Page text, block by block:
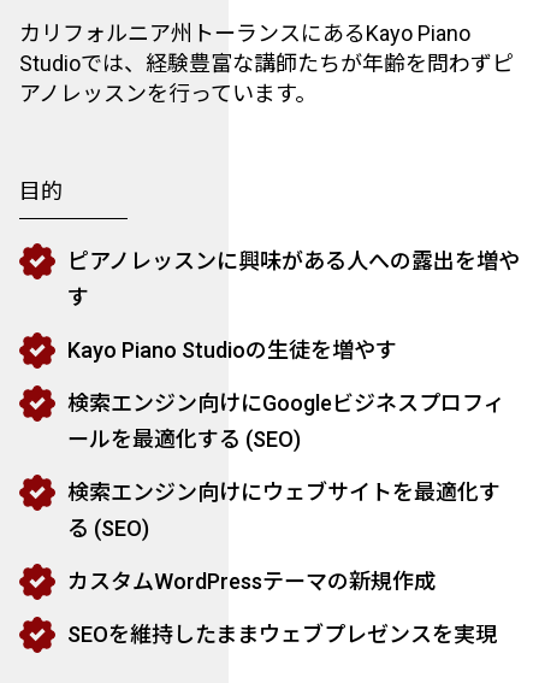
カリフォルニア州トーランスにあるKayo Piano
Studioでは、経験豊富な講師たちが年齢を問わずピ
アノレッスンを行っています。
目的
ピアノレッスンに興味がある人への露出を増や
す
Kayo Piano Studioの生徒を増やす
検索エンジン向けにGoogleビジネスプロフィ
ールを最適化する (SEO)
検索エンジン向けにウェブサイトを最適化す
る (SEO)
カスタムWordPressテーマの新規作成
SEOを維持したままウェブプレゼンスを実現